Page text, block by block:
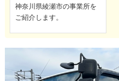
神奈川県綾瀬市の事業所を
ご紹介します。